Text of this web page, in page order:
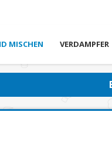
MISCHEN VERDAMPFER